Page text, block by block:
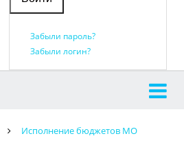
Забыли пароль?
Забыли логин?
Исполнение бюджетов МО